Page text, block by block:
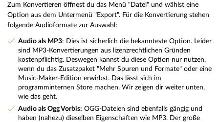
Zum Konvertieren öffnest du das Menü "Datei" und wählst eine
Option aus dem Untermenü "Export". Für die Konvertierung stehen
folgende Audioformate zur Auswahl:
Audio als MP3: Dies ist sicherlich die bekannteste Option. Leider
sind MP3-Konvertierungen aus lizenzrechtlichen Gründen
kostenpflichtig. Deswegen kannst du diese Option nur nutzen,
wenn du das Zusatzpaket "Mehr Spuren und Formate" oder eine
Music-Maker-Edition erwirbst. Das lässt sich im
programminternen Store machen. Wir zeigen dir weiter unten,
wie das geht.
Audio als Ogg Vorbis: OGG-Dateien sind ebenfalls gängig und
haben (nahezu) dieselben Eigenschaften wie MP3. Der große